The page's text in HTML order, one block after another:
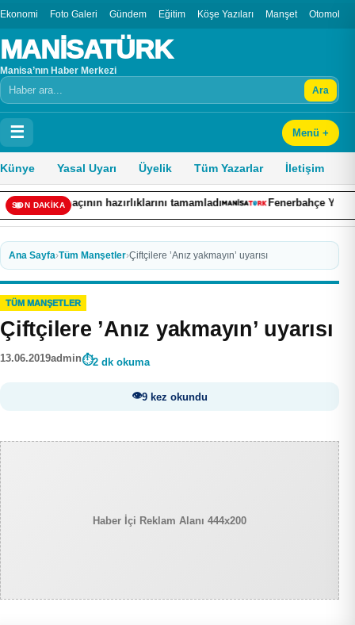
Ekonomi Foto Galeri Gündem Eğitim Köşe Yazıları Manşet Otomobil
MANİSATÜRK
Manisa’nın Haber Merkezi
Arama Ara
☰ Menü +
Künye Yasal Uyarı Üyelik Tüm Yazarlar İletişim
SON DAKİKAhazırlıklarını tamamladı Fenerbahçe Yelken Şubesi,
Ana Sayfa›Tüm Manşetler›Çiftçilere ’Anız yakmayın’ uyarısı
TÜM MANŞETLER
Çiftçilere ’Anız yakmayın’ uyarısı
13.06.2019admin 2 dk okuma
9 kez okundu
Haber İçi Reklam Alanı 444x200